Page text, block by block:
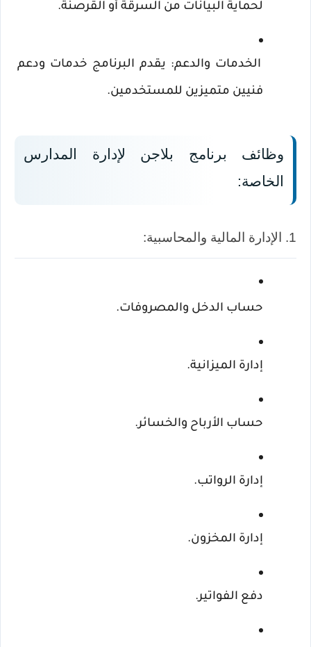
لحماية البيانات من السرقة أو القرصنة.
فنيين متميزين للمستخدمين.
الخاصة:
1. الإدارة المالية والمحاسبية:
حساب الدخل والمصروفات.
إدارة الميزانية.
حساب الأرباح والخسائر.
إدارة الرواتب.
إدارة المخزون.
دفع الفواتير.